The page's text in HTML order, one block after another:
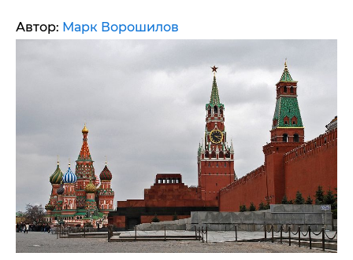
Автор: Марк Ворошилов